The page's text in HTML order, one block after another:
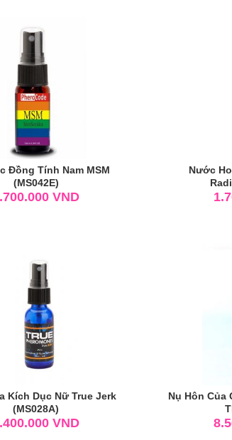
Đồng Tính Nam MSM
(MS042E)
VND
Nước
Kích Dục Nữ True Jerk
(MS028A)
VND
Nụ Hôn Của